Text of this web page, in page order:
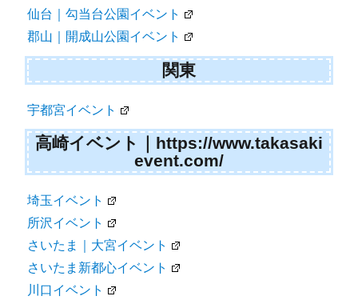
仙台｜勾当台公園イベント
郡山｜開成山公園イベント
関東
宇都宮イベント
高崎イベント｜https://www.takasaki
event.com/
埼玉イベント
所沢イベント
さいたま｜大宮イベント
さいたま新都心イベント
川口イベント